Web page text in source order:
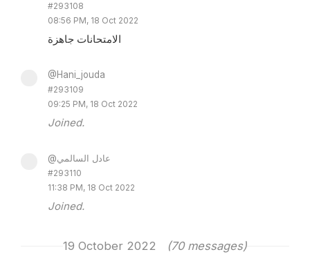
#293108
08:56 PM, 18 Oct 2022
الامتحانات جاهزة
@Hani_jouda
#293109
09:25 PM, 18 Oct 2022
Joined.
@عادل السالمي
#293110
11:38 PM, 18 Oct 2022
Joined.
19 October 2022 (70 messages)